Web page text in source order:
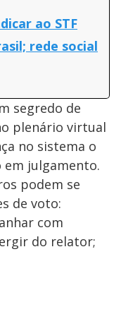
ao STF
rede social
segredo de
plenário virtual
no sistema o
julgamento.
podem se
de voto:
com
do relator;